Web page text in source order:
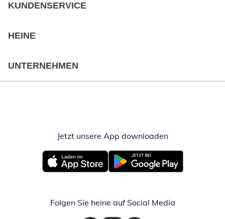
KUNDENSERVICE
HEINE
UNTERNEHMEN
Jetzt unsere App downloadenÖffnet in
Öffnet in neuem FensterÖffnet in neuem Fenster
Folgen Sie heine auf Social Media